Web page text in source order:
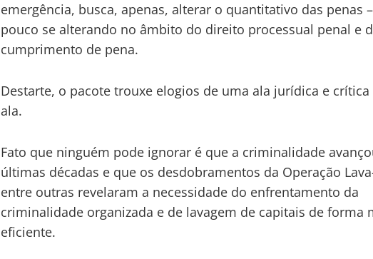
emergência, busca, apenas, alterar o quantitativo das penas
pouco se alterando no âmbito do direito processual penal e
cumprimento de pena.
Destarte, o pacote trouxe elogios de uma ala jurídica e
ala.
Fato que ninguém pode ignorar é que a criminalidade
últimas décadas e que os desdobramentos da Operação
entre outras revelaram a necessidade do enfrentamento da
criminalidade organizada e de lavagem de capitais de forma
eficiente.